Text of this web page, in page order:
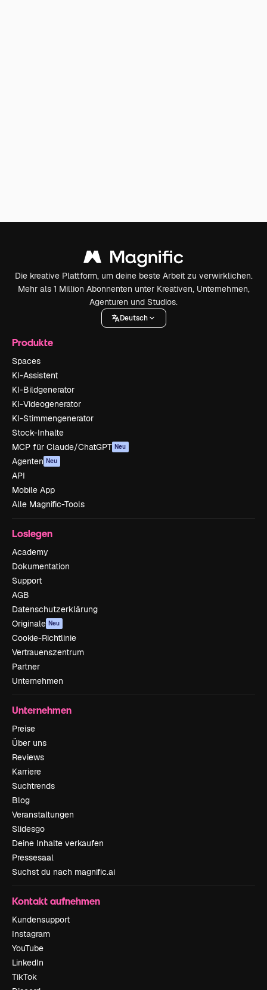
Die kreative Plattform, um deine beste Arbeit zu verwirklichen.
Mehr als 1 Million Abonnenten unter Kreativen, Unternehmen,
Agenturen und Studios.
Deutsch
Produkte
Spaces
KI-Assistent
KI-Bildgenerator
KI-Videogenerator
KI-Stimmengenerator
Stock-Inhalte
MCP für Claude/ChatGPT Neu
Agenten Neu
API
Mobile App
Alle Magnific-Tools
Loslegen
Academy
Dokumentation
Support
AGB
Datenschutzerklärung
Originale Neu
Cookie-Richtlinie
Vertrauenszentrum
Partner
Unternehmen
Unternehmen
Preise
Über uns
Reviews
Karriere
Suchtrends
Blog
Veranstaltungen
Slidesgo
Deine Inhalte verkaufen
Pressesaal
Suchst du nach magnific.ai
Kontakt aufnehmen
Kundensupport
Instagram
YouTube
LinkedIn
TikTok